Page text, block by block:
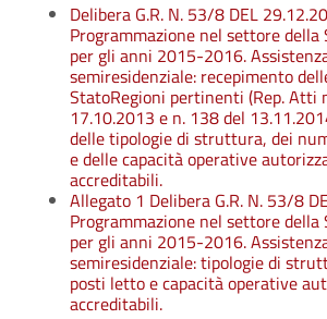
Delibera G.R. N. 53/8 DEL
Programmazione nel settore
per gli anni 2015-2016.
semiresidenziale: recepimento
StatoRegioni pertinenti (Rep. Atti
17.10.2013 e n. 138 del
delle tipologie di struttura, dei
e delle capacità operative
accreditabili.
Allegato 1 Delibera G.R. N. 53/8
Programmazione nel settore
per gli anni 2015-2016.
semiresidenziale: tipologie di
posti letto e capacità operative
accreditabili.